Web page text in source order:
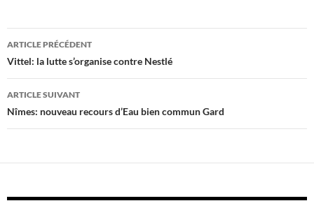
Navigation
des
articles
ARTICLE PRÉCÉDENT
Vittel: la lutte s’organise contre Nestlé
ARTICLE SUIVANT
Nîmes: nouveau recours d’Eau bien commun Gard